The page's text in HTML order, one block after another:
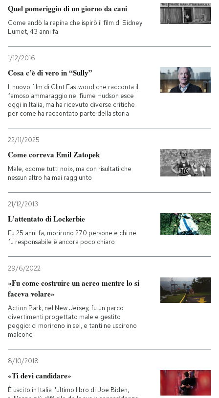
Quel pomeriggio di un giorno da cani
Come andò la rapina che ispirò il film di Sidney
Lumet, 43 anni fa
1/12/2016
Cosa c’è di vero in “Sully”
Il nuovo film di Clint Eastwood che racconta il
famoso ammaraggio nel fiume Hudson esce
oggi in Italia, ma ha ricevuto diverse critiche
per come ha raccontato parte della storia
22/11/2025
Come correva Emil Zatopek
Male, «come tutti noi», ma con risultati che
nessun altro ha mai raggiunto
21/12/2013
L’attentato di Lockerbie
Fu 25 anni fa, morirono 270 persone e chi ne
fu responsabile è ancora poco chiaro
29/6/2022
«Fu come costruire un aereo mentre lo si
faceva volare»
Action Park, nel New Jersey, fu un parco
divertimenti progettato male e gestito
peggio: ci morirono in sei, e tanti ne uscirono
malconci
8/10/2018
«Ti devi candidare»
È uscito in Italia l'ultimo libro di Joe Biden,